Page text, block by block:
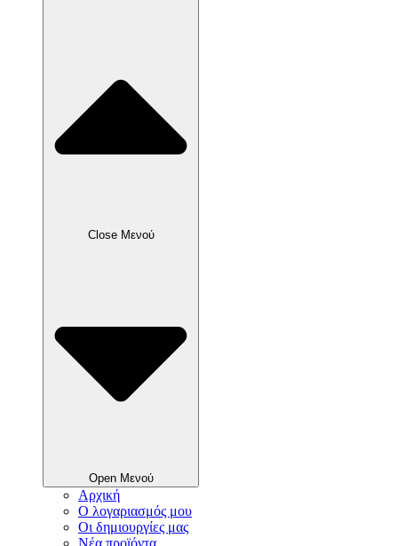
Close Μενού
Open Μενού
Αρχική
Ο λογαριασμός μου
Οι δημιουργίες μας